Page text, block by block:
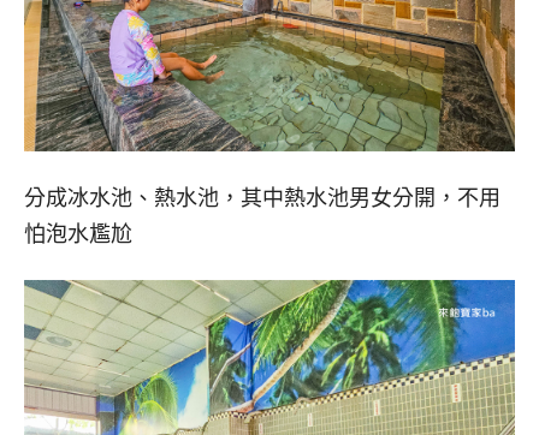
分成冰水池、熱水池，其中熱水池男女分開，不用
怕泡水尷尬